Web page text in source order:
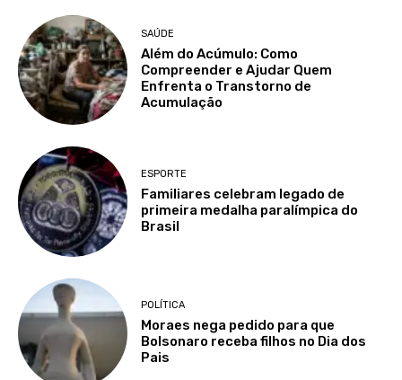
SAÚDE
Além do Acúmulo: Como
Compreender e Ajudar Quem
Enfrenta o Transtorno de
Acumulação
ESPORTE
Familiares celebram legado de
primeira medalha paralímpica do
Brasil
POLÍTICA
Moraes nega pedido para que
Bolsonaro receba filhos no Dia dos
Pais